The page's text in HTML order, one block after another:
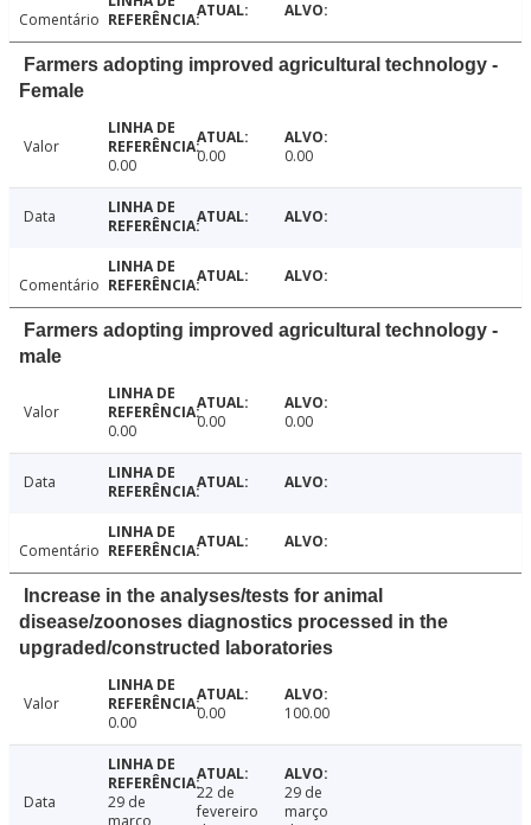
Comentário
Farmers adopting improved agricultural technology -
Female
Valor
0.00
0.00 0.00
Data
Comentário
Farmers adopting improved agricultural technology -
male
Valor
0.00
0.00 0.00
Data
Comentário
Increase in the analyses/tests for animal
disease/zoonoses diagnostics processed in the
upgraded/constructed laboratories
Valor
0.00
0.00 100.00
Data
29 de
22 de
fevereiro
29 de
março